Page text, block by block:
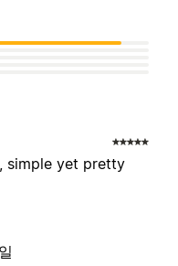
simple yet pretty